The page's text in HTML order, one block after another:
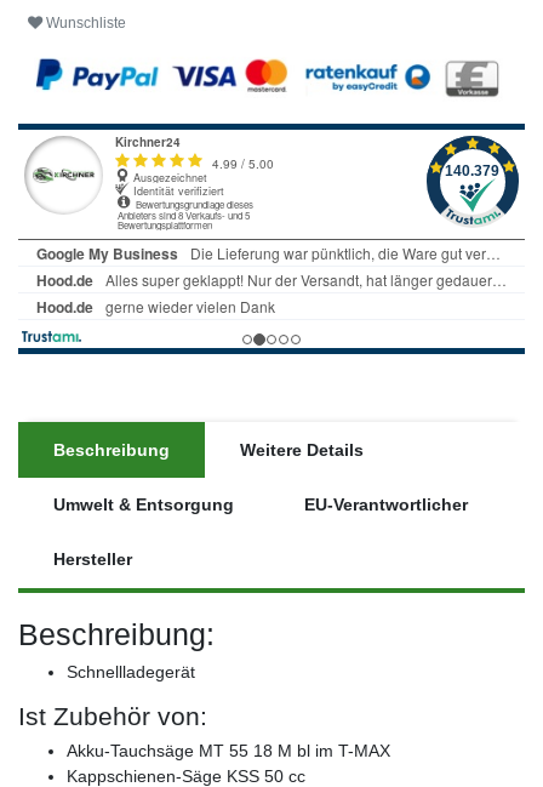
Wunschliste
Beschreibung Weitere Details
Umwelt & Entsorgung EU-Verantwortlicher
Hersteller
Beschreibung:
Schnellladegerät
Ist Zubehör von:
Akku-Tauchsäge MT 55 18 M bl im T-MAX
Kappschienen-Säge KSS 50 cc